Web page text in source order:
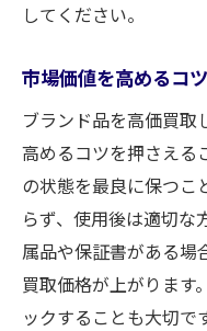
してください。
市場価値を高めるコツ
ブランド品を高価買取
高めるコツを押さえる
の状態を最良に保つこ
らず、使用後は適切な
属品や保証書がある場
買取価格が上がります
ックすることも大切で